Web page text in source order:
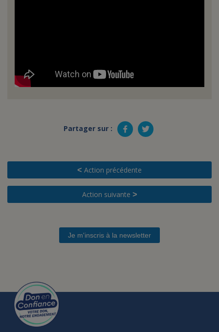
Partager sur :
< Action précédente
Action suivante >
Je m'inscris à la newsletter